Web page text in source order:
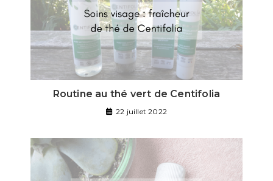
Routine au thé vert de Centifolia
22 juillet 2022